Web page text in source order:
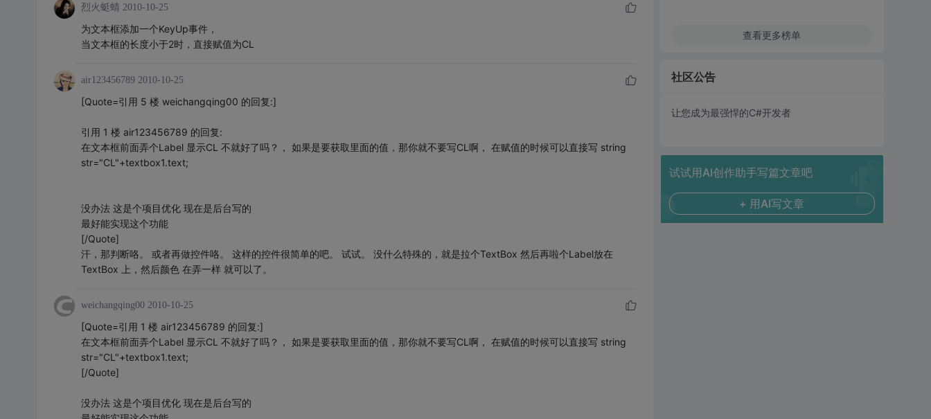
烈火蜓蜻 2010-10-25
为文本框添加一个KeyUp事件，
当文本框的长度小于2时，直接赋值为CL
air123456789 2010-10-25
[Quote=引用 5 楼 weichangqing00 的回复:]
引用 1 楼 air123456789 的回复:
在文本框前面弄个Label 显示CL 不就好了吗？， 如果是要获取里面的值，那你就不要写CL啊， 在赋值的时候可以直接写 string
str="CL"+textbox1.text;
没办法 这是个项目优化 现在是后台写的
最好能实现这个功能
[/Quote]
汗，那判断咯。 或者再做控件咯。 这样的控件很简单的吧。 试试。 没什么特殊的，就是拉个TextBox 然后再啦个Label放在
TextBox 上，然后颜色 在弄一样 就可以了。
weichangqing00 2010-10-25
[Quote=引用 1 楼 air123456789 的回复:]
在文本框前面弄个Label 显示CL 不就好了吗？， 如果是要获取里面的值，那你就不要写CL啊， 在赋值的时候可以直接写 string
str="CL"+textbox1.text;
[/Quote]
没办法 这是个项目优化 现在是后台写的
查看更多榜单
社区公告
让您成为最强悍的C#开发者
试试用AI创作助手写篇文章吧
+ 用AI写文章